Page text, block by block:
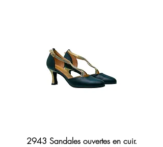
2943 Sandales ouvertes en cuir.